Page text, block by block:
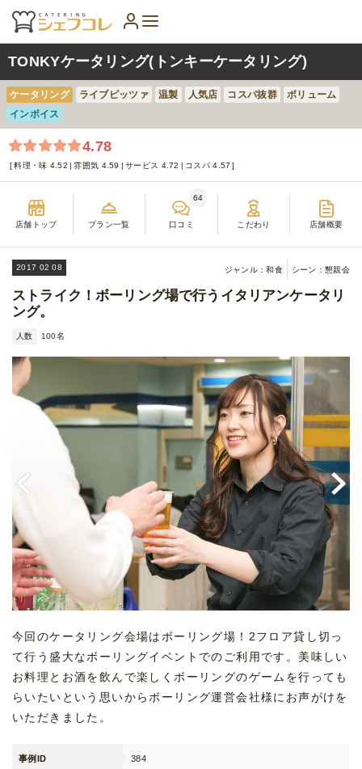
TONKYケータリング(トンキーケータリング)
ケータリング ライブピッツァ 温製 人気店 コスパ抜群
ボリューム
インボイス
4.78
料理・味 4.52 雰囲気 4.59 サービス 4.72 コスパ 4.57
店舗トップ プラン一覧 口コミ
64
こだわり 店舗概要
2017 02 08 ジャンル：和食 シーン：懇親会
ストライク！ボーリング場で行うイタリアンケータリ
ング。
人数 100名
Previous
今回のケータリング会場はボーリング場！2フロア貸し切っ
て行う盛大なボーリングイベントでのご利用です。美味しい
お料理とお酒を飲んで楽しくボーリングのゲームを行っても
らいたいという思いからボーリング運営会社様にお声がけを
いただきました。
事例ID 384